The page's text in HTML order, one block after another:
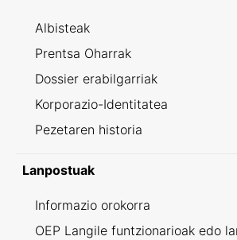
Albisteak
Prentsa Oharrak
Dossier erabilgarriak
Korporazio-Identitatea
Pezetaren historia
Lanpostuak
Informazio orokorra
OEP Langile funtzionarioak edo